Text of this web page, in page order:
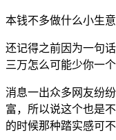
本钱不多做什么小生
还记得之前因为一句
三万怎么可能少你一个
消息一出众多网友纷
富，所以说这个也是
的时候那种踏实感可